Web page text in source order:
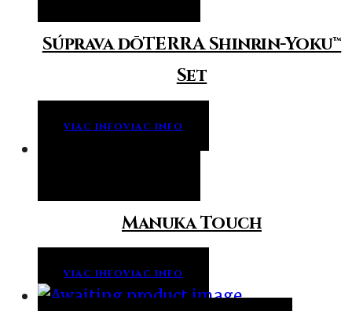
Súprava dōTERRA Shinrin-Yoku™
Set
VIAC INFOVIAC INFO
Manuka Touch
VIAC INFOVIAC INFO